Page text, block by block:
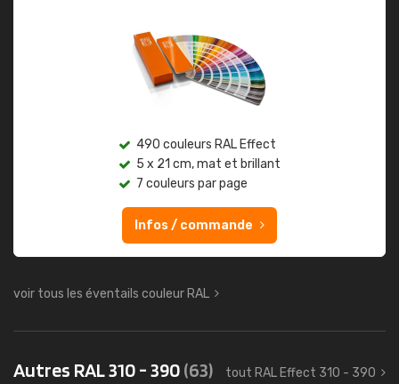
490 couleurs RAL Effect
5 x 21 cm, mat et brillant
7 couleurs par page
Infos / commande
voir tous les éventails couleur RAL
Autres RAL 310 - 390(63) tout RAL Effect 310 - 390